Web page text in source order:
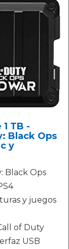
TB -
Black Ops
y
Black Ops
y juegos
of Duty
USB